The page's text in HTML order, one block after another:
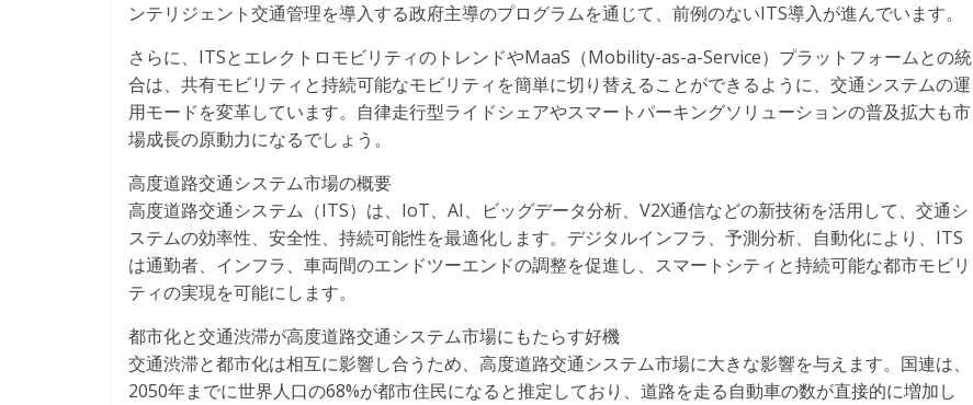
ンテリジェント交通管理を導入する政府主導のプログラムを通じて、前例のないITS導入が進んでいます。
さらに、ITSとエレクトロモビリティのトレンドやMaaS（Mobility-as-a-Service）プラットフォームとの統
合は、共有モビリティと持続可能なモビリティを簡単に切り替えることができるように、交通システムの運
用モードを変革しています。自律走行型ライドシェアやスマートパーキングソリューションの普及拡大も市
場成長の原動力になるでしょう。
高度道路交通システム市場の概要
高度道路交通システム（ITS）は、IoT、AI、ビッグデータ分析、V2X通信などの新技術を活用して、交通シ
ステムの効率性、安全性、持続可能性を最適化します。デジタルインフラ、予測分析、自動化により、ITS
は通勤者、インフラ、車両間のエンドツーエンドの調整を促進し、スマートシティと持続可能な都市モビリ
ティの実現を可能にします。
都市化と交通渋滞が高度道路交通システム市場にもたらす好機
交通渋滞と都市化は相互に影響し合うため、高度道路交通システム市場に大きな影響を与えます。国連は、
2050年までに世界人口の68%が都市住民になると推定しており、道路を走る自動車の数が直接的に増加し